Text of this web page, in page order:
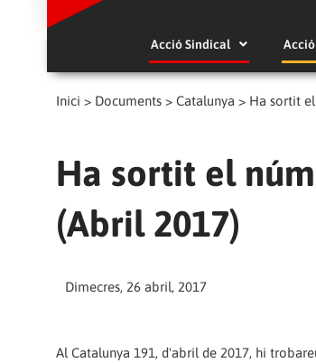
Acció Sindical
Inici > Documents > Catalunya > Ha sortit
Ha sortit el
(Abril 2017)
Dimecres, 26 abril, 2017
Al Catalunya 191, d'abril de 2017, hi